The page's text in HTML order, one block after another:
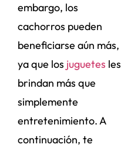
embargo, los
cachorros pueden
beneficiarse aún más,
ya que los juguetes les
brindan más que
simplemente
entretenimiento. A
continuación, te